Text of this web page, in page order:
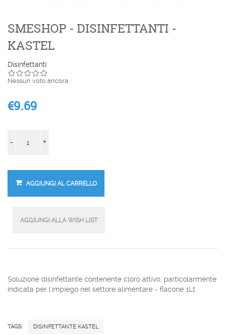
SMESHOP - DISINFETTANTI -
KASTEL
Disinfettanti
Nessun voto ancora
€9.69
- +
Soluzione disinfettante contenente cloro attivo, particolarmente
indicata per l'impiego nel settore alimentare - flacone 1Lt.
TAGS: DISINFETTANTE KASTEL